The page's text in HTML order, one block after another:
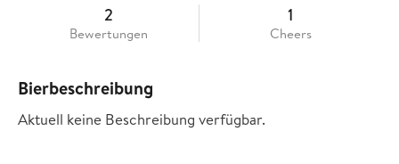
2
Bewertungen
1
Cheers
Bierbeschreibung
Aktuell keine Beschreibung verfügbar.